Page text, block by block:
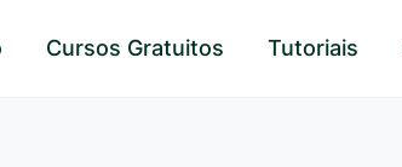
Cursos Gratuitos Tutoriais